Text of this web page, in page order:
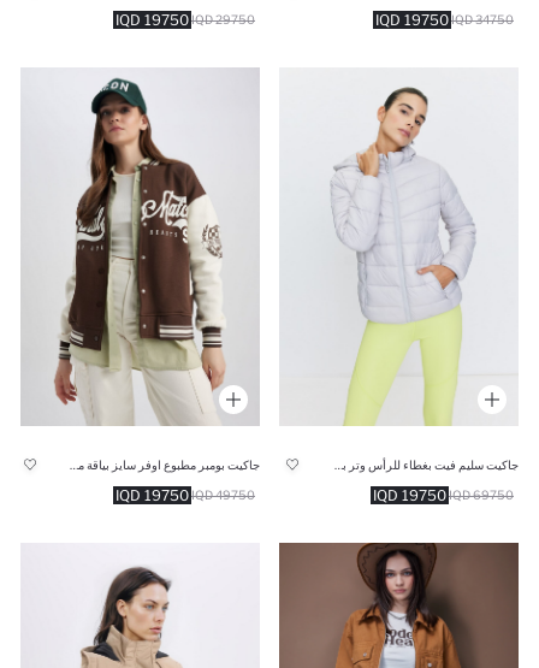
19750 IQD 34750 IQD
19750 IQD 29750 IQD
19750 IQD 69750 IQD
19750 IQD 49750 IQD